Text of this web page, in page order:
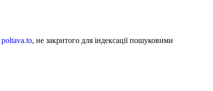
poltava.to, не закритого для індексації пошуковими